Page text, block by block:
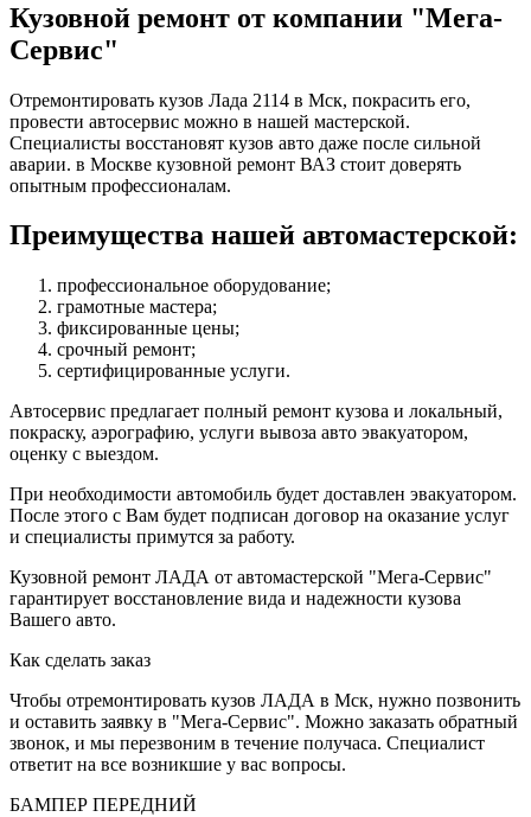
Кузовной ремонт от компании "Мега-
Сервис"
Отремонтировать кузов Лада 2114 в Мск, покрасить его,
провести автосервис можно в нашей мастерской.
Специалисты восстановят кузов авто даже после сильной
аварии. в Москве кузовной ремонт ВАЗ стоит доверять
опытным профессионалам.
Преимущества нашей автомастерской:
профессиональное оборудование;
грамотные мастера;
фиксированные цены;
срочный ремонт;
сертифицированные услуги.
Автосервис предлагает полный ремонт кузова и локальный,
покраску, аэрографию, услуги вывоза авто эвакуатором,
оценку с выездом.
При необходимости автомобиль будет доставлен эвакуатором.
После этого с Вам будет подписан договор на оказание услуг
и специалисты примутся за работу.
Кузовной ремонт ЛАДА от автомастерской "Мега-Сервис"
гарантирует восстановление вида и надежности кузова
Вашего авто.
Как сделать заказ
Чтобы отремонтировать кузов ЛАДА в Мск, нужно позвонить
и оставить заявку в "Мега-Сервис". Можно заказать обратный
звонок, и мы перезвоним в течение получаса. Специалист
ответит на все возникшие у вас вопросы.
БАМПЕР ПЕРЕДНИЙ